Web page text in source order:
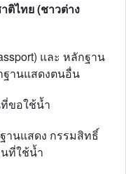
ไทย (ชาวต่าง
และ หลักฐาน
ฐานแสดงตนอื่น
ที่ขอใช้น้ำ
านแสดง กรรมสิทธิ์
ที่ใช้น้ำ